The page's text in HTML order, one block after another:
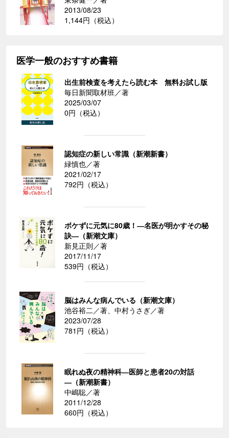
2013/08/23
1,144円（税込）
医学一般のおすすめ書籍
出生前検査を考えたら読む本 無料お試し版
毎日新聞取材班／著
2025/03/07
0円（税込）
認知症の新しい常識（新潮新書）
緑慎也／著
2021/02/17
792円（税込）
ボケずに元気に80歳！―名医が明かすその秘
訣―（新潮文庫）
新見正則／著
2017/11/17
539円（税込）
脳はみんな病んでいる（新潮文庫）
池谷裕二／著、中村うさぎ／著
2023/07/28
781円（税込）
眠れぬ夜の精神科―医師と患者20の対話
―（新潮新書）
中嶋聡／著
2011/12/28
660円（税込）